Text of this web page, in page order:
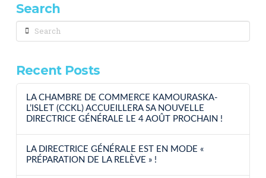
Search
Search
Recent Posts
LA CHAMBRE DE COMMERCE KAMOURASKA-
L’ISLET (CCKL) ACCUEILLERA SA NOUVELLE
DIRECTRICE GÉNÉRALE LE 4 AOÛT PROCHAIN !
LA DIRECTRICE GÉNÉRALE EST EN MODE «
PRÉPARATION DE LA RELÈVE » !